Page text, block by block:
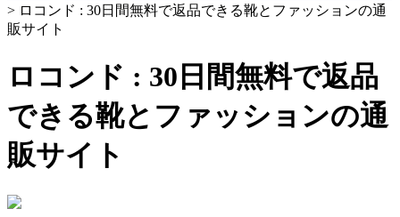
> ロコンド : 30日間無料で返品できる靴とファッションの通
販サイト
ロコンド : 30日間無料で返品
できる靴とファッションの通
販サイト